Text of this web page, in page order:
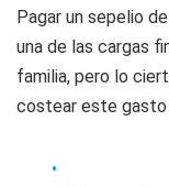
Pagar un sepelio
una de las cargas
familia, pero lo
costear este gasto